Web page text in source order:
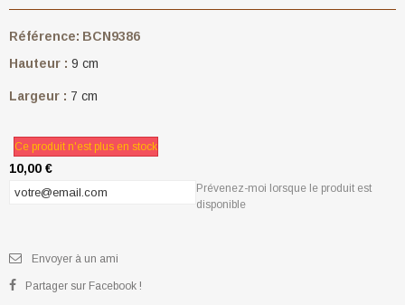
Référence: BCN9386
Hauteur : 9 cm
Largeur : 7 cm
Ce produit n'est plus en stock
10,00 €
Prévenez-moi lorsque le produit est
disponible
Envoyer à un ami
Partager sur Facebook !